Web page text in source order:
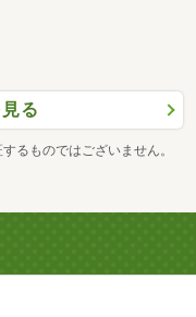
る
るものではございません。